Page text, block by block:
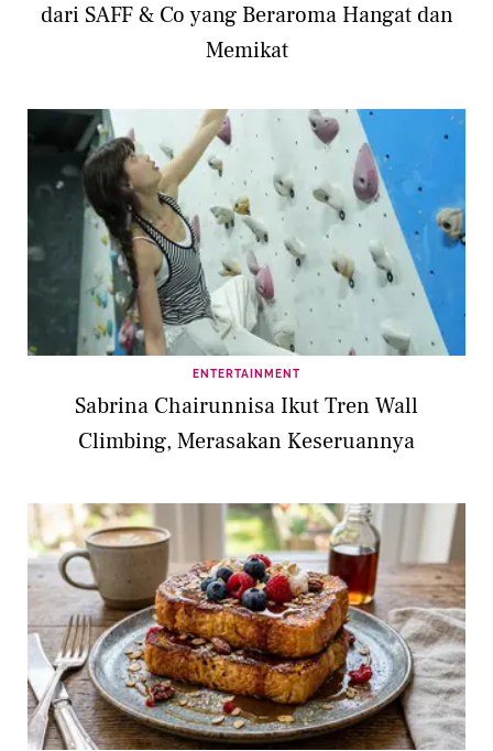
dari SAFF & Co yang Beraroma Hangat dan
Memikat
ENTERTAINMENT
Sabrina Chairunnisa Ikut Tren Wall
Climbing, Merasakan Keseruannya